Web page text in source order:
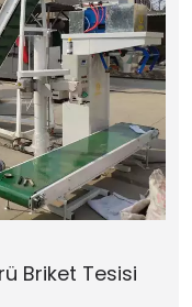
Briket Tesisi